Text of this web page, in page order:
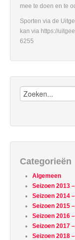
mee te doen en te
Sporten via de
kan via https://
6255
Zoeken:
Categorieën
Algemeen
Seizoen 2013
Seizoen 2014
Seizoen 2015
Seizoen 2016
Seizoen 2017
Seizoen 2018